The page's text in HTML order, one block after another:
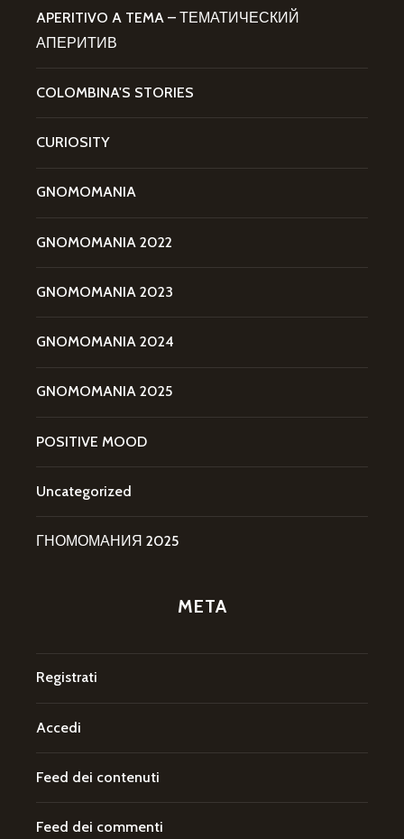
APERITIVO A TEMA – ТЕМАТИЧЕСКИЙ
АПЕРИТИВ
COLOMBINA'S STORIES
CURIOSITY
GNOMOMANIA
GNOMOMANIA 2022
GNOMOMANIA 2023
GNOMOMANIA 2024
GNOMOMANIA 2025
POSITIVE MOOD
Uncategorized
ГНОМОМАНИЯ 2025
META
Registrati
Accedi
Feed dei contenuti
Feed dei commenti